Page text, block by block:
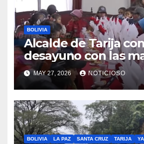
BOLIVIA
Alcalde de Tarija
desayuno con las
trabajan en EMAT,
la sacrificada labor
desempeñan en
la población
MAY 27, 2026 NOTICIOSO
BOLIVIA LA PAZ SANTA CRUZ TARIJA